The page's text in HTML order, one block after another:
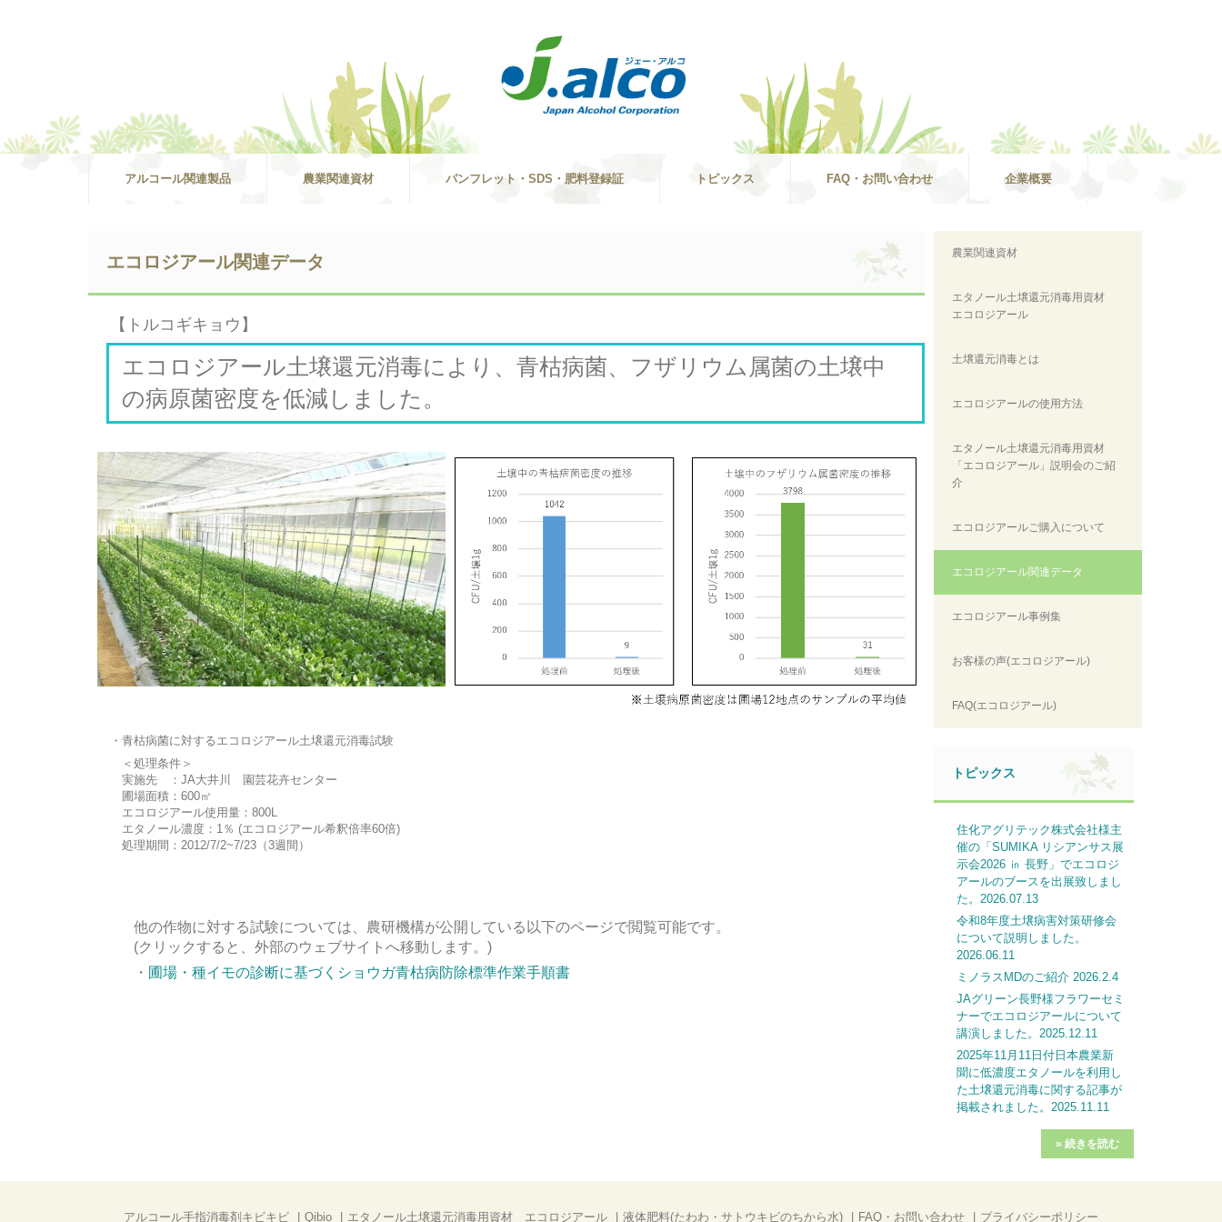
アルコール関連製品 農業関連資材 パンフレット・SDS・肥料登録証 トピックス FAQ・お問い合わせ 企業概要
エコロジアール関連データ
【トルコギキョウ】
エコロジアール土壌還元消毒により、青枯病菌、フザリウム属菌の土壌中
の病原菌密度を低減しました。
・青枯病菌に対するエコロジアール土壌還元消毒試験
＜処理条件＞
実施先 ：JA大井川 園芸花卉センター
圃場面積：600㎡
エコロジアール使用量：800L
エタノール濃度：1％ (エコロジアール希釈倍率60倍)
処理期間：2012/7/2~7/23（3週間）
他の作物に対する試験については、農研機構が公開している以下のページで閲覧可能です。
(クリックすると、外部のウェブサイトへ移動します。)
・ 圃場・種イモの診断に基づくショウガ⻘枯病防除標準作業手順書
農業関連資材
エタノール土壌還元消毒用資材
エコロジアール
土壌還元消毒とは
エコロジアールの使用方法
エタノール土壌還元消毒用資材
「エコロジアール」説明会のご紹
介
エコロジアールご購入について
エコロジアール関連データ
エコロジアール事例集
お客様の声(エコロジアール)
FAQ(エコロジアール)
トピックス
住化アグリテック株式会社様主
催の「SUMIKA リシアンサス展
示会2026 ㏌ 長野」でエコロジ
アールのブースを出展致しまし
た。2026.07.13
令和8年度土壌病害対策研修会
について説明しました。
2026.06.11
ミノラスMDのご紹介 2026.2.4
JAグリーン長野様フラワーセミ
ナーでエコロジアールについて
講演しました。2025.12.11
2025年11月11日付日本農業新
聞に低濃度エタノールを利用し
た土壌還元消毒に関する記事が
掲載されました。2025.11.11
» 続きを読む
アルコール手指消毒剤キビキビ Qibio エタノール土壌還元消毒用資材 エコロジアール 液体肥料(たわわ・サトウキビのちから水) FAQ・お問い合わせ プライバシーポリシー